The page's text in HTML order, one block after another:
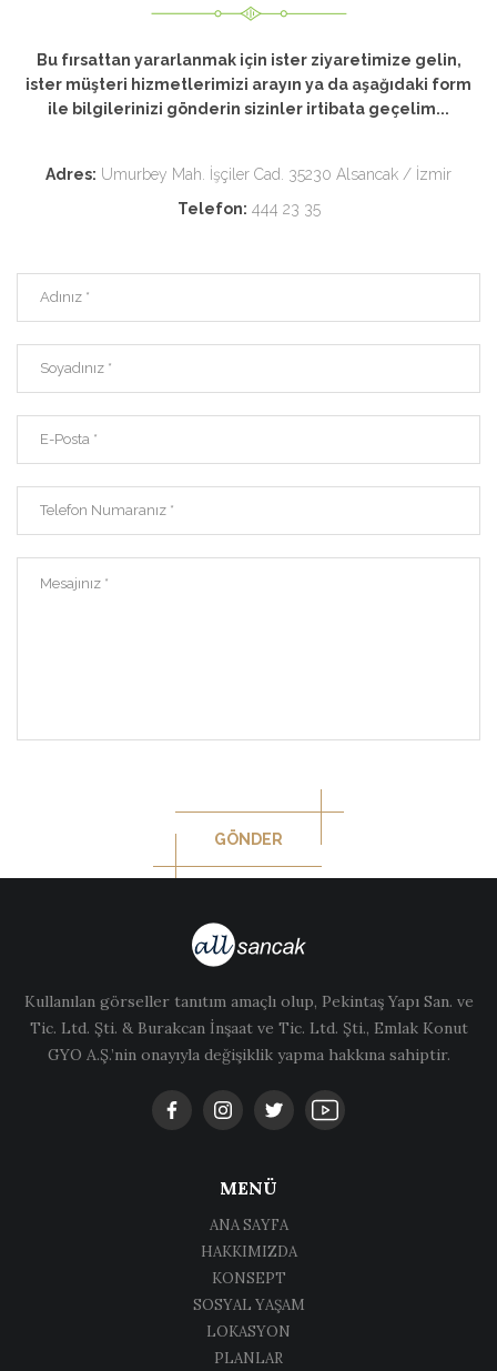
Bu fırsattan yararlanmak için ister ziyaretimize gelin,
ister müşteri hizmetlerimizi arayın ya da aşağıdaki form
ile bilgilerinizi gönderin sizinler irtibata geçelim...
Adres: Umurbey Mah. İşçiler Cad. 35230 Alsancak / İzmir
Telefon: 444 23 35
GÖNDER
Kullanılan görseller tanıtım amaçlı olup, Pekintaş Yapı San. ve
Tic. Ltd. Şti. & Burakcan İnşaat ve Tic. Ltd. Şti., Emlak Konut
GYO A.Ş.’nin onayıyla değişiklik yapma hakkına sahiptir.
MENÜ
ANA SAYFA
HAKKIMIZDA
KONSEPT
SOSYAL YAŞAM
LOKASYON
PLANLAR